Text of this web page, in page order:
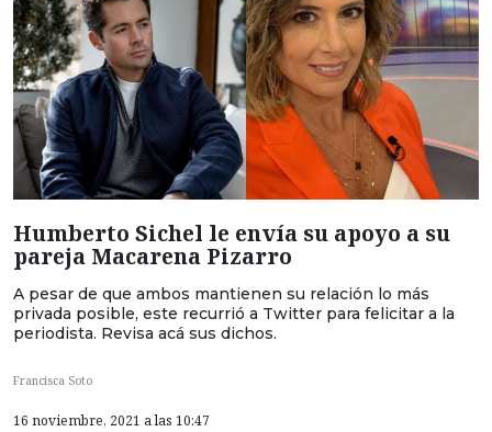
Humberto Sichel le envía su apoyo a su
pareja Macarena Pizarro
A pesar de que ambos mantienen su relación lo más
privada posible, este recurrió a Twitter para felicitar a la
periodista. Revisa acá sus dichos.
Francisca Soto
16 noviembre, 2021 a las 10:47